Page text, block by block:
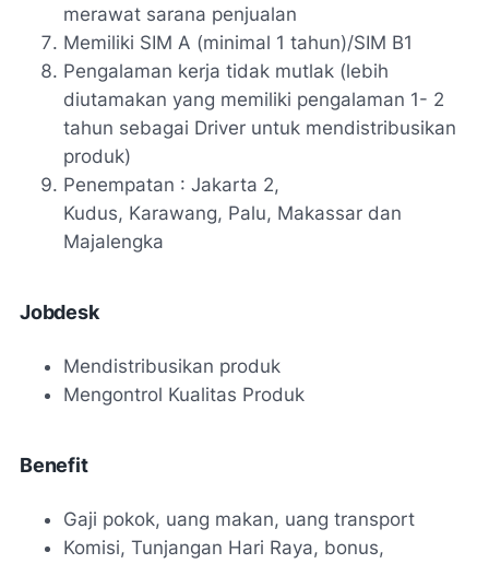
merawat sarana penjualan
Memiliki SIM A (minimal 1 tahun)/SIM B1
Pengalaman kerja tidak mutlak (lebih
diutamakan yang memiliki pengalaman 1- 2
tahun sebagai Driver untuk mendistribusikan
produk)
Penempatan : Jakarta 2,
Kudus, Karawang, Palu, Makassar dan
Majalengka
Jobdesk
Mendistribusikan produk
Mengontrol Kualitas Produk
Benefit
Gaji pokok, uang makan, uang transport
Komisi, Tunjangan Hari Raya, bonus,